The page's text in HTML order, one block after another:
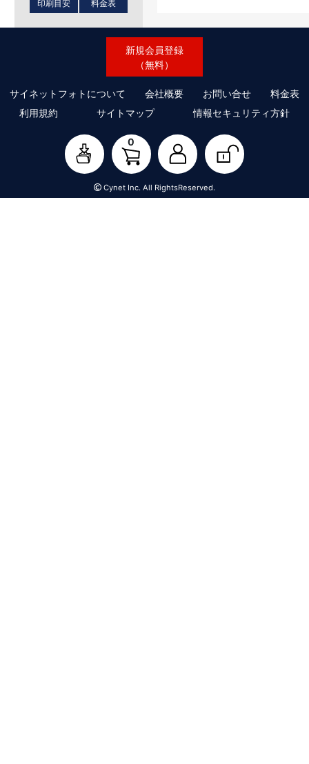
印刷目安 料金表
新規会員登録
（無料）
サイネットフォトについて 会社概要 お問い合せ
料金表
利用規約
サイトマップ 情報セキュリティ方針
0
Cynet Inc. All RightsReserved.